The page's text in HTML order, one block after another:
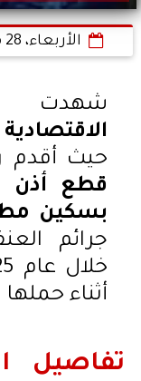
الأربعاء، 28 مايو 2025
شهدت
حيث أقدم
بسكين
جرائم
أثناء
تفاصيل